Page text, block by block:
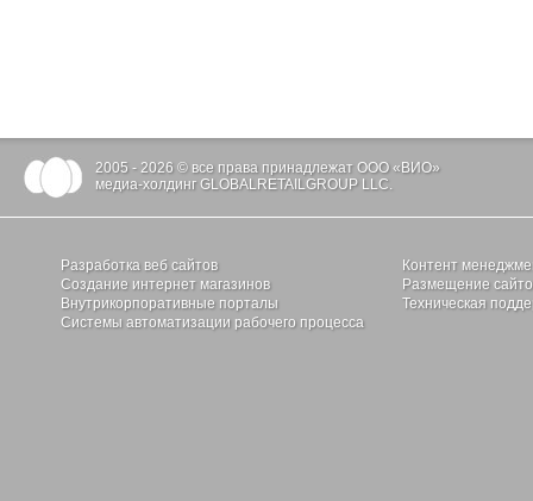
2005 - 2026 © все права принадлежат ООО «ВИО»
медиа-холдинг GLOBALRETAILGROUP LLC.
Разработка веб сайтов
Создание интернет магазинов
Внутрикорпоративные порталы
Системы автоматизации рабочего процесса
Контент
Размещение
Техническая